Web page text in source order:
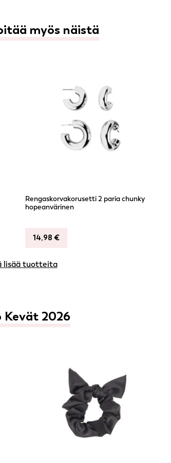
myös näistä
Rengaskorvakorusetti 2 paria chunky
hopeanvärinen
14,98 €
lisää tuotteita
Kevät 2026